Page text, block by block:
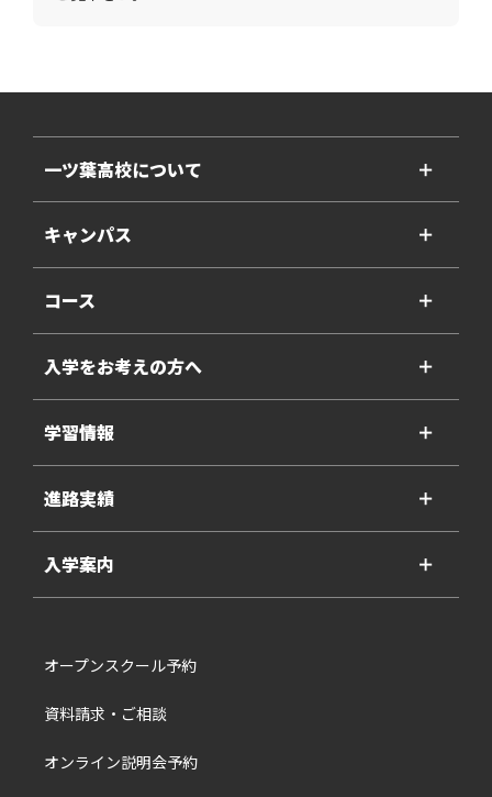
一ツ葉高校について ＋
キャンパス ＋
コース ＋
入学をお考えの方へ ＋
学習情報 ＋
進路実績 ＋
入学案内 ＋
オープンスクール予約
資料請求・ご相談
オンライン説明会予約